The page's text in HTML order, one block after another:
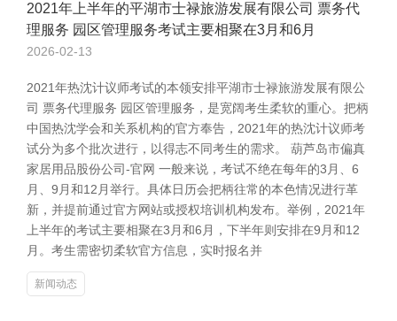
2021年上半年的平湖市士禄旅游发展有限公司 票务代
理服务 园区管理服务考试主要相聚在3月和6月
2026-02-13
2021年热沈计议师考试的本领安排平湖市士禄旅游发展有限公
司 票务代理服务 园区管理服务，是宽阔考生柔软的重心。把柄
中国热沈学会和关系机构的官方奉告，2021年的热沈计议师考
试分为多个批次进行，以得志不同考生的需求。 葫芦岛市偏真
家居用品股份公司-官网 一般来说，考试不绝在每年的3月、6
月、9月和12月举行。具体日历会把柄往常的本色情况进行革
新，并提前通过官方网站或授权培训机构发布。举例，2021年
上半年的考试主要相聚在3月和6月，下半年则安排在9月和12
月。考生需密切柔软官方信息，实时报名并
新闻动态